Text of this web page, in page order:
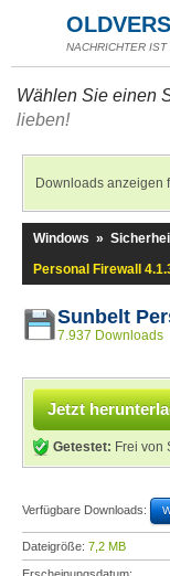
NACHRICHTER IST
Wählen Sie einen
lieben!
Downloads anzeigen
Windows »
Personal Firewall
Sunbelt
7.937 Downloads
Jetzt
Getestet: Frei von
Verfügbare Downloads:
Dateigröße: 7,2 MB